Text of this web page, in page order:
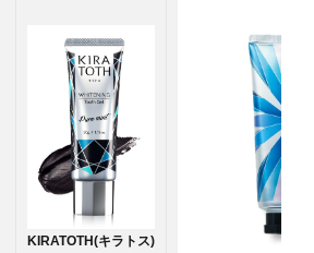
KIRATOTH(キラトス)